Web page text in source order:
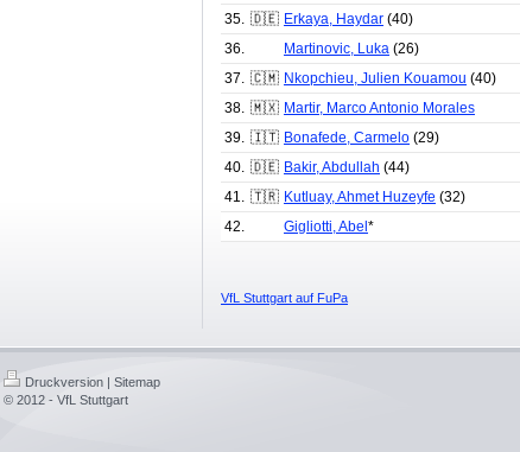
35. 🇩🇪 Erkaya, Haydar (40)
36.
Martinovic, Luka (26)
37. 🇨🇲 Nkopchieu, Julien Kouamou (40)
38. 🇲🇽 Martir, Marco Antonio Morales
39. 🇮🇹 Bonafede, Carmelo (29)
40. 🇩🇪 Bakir,Abdullah (44)
41. 🇹🇷 Kutluay,Ahmet Huzeyfe (32)
42.
Gigliotti,Abel *
VfL Stuttgart auf FuPa
Druckversion | Sitemap
© 2012 - VfL Stuttgart